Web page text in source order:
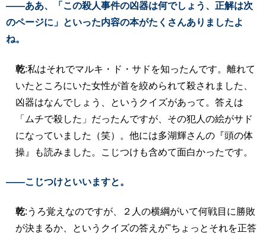
――ああ、「この殺人事件の凶器は何でしょう、正解は次
のページに」といった内容の本がたくさんありましたよ
ね。
乾:私はそれでマルキ・ド・サドを知ったんです。離れて
いたところにいた女性が首を絞められて殺されました、
凶器はなんでしょう、というクイズがあって。答えは
「ムチで殺した」だったんですが、その犯人の絵がサド
になっていました（笑）。他には多湖輝さんの『頭の体
操』も読みました。こじつけも含めて面白かったです。
――こじつけといいますと。
乾:うろ覚えなのですが、２人の横綱がいて何戦目に勝敗
が決まるか、というクイズの答えが"ちょっとそれを正答